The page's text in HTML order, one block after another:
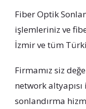
Fiber Optik
işlemleriniz ve
İzmir ve tüm
Firmamız siz
network
sonlandırma